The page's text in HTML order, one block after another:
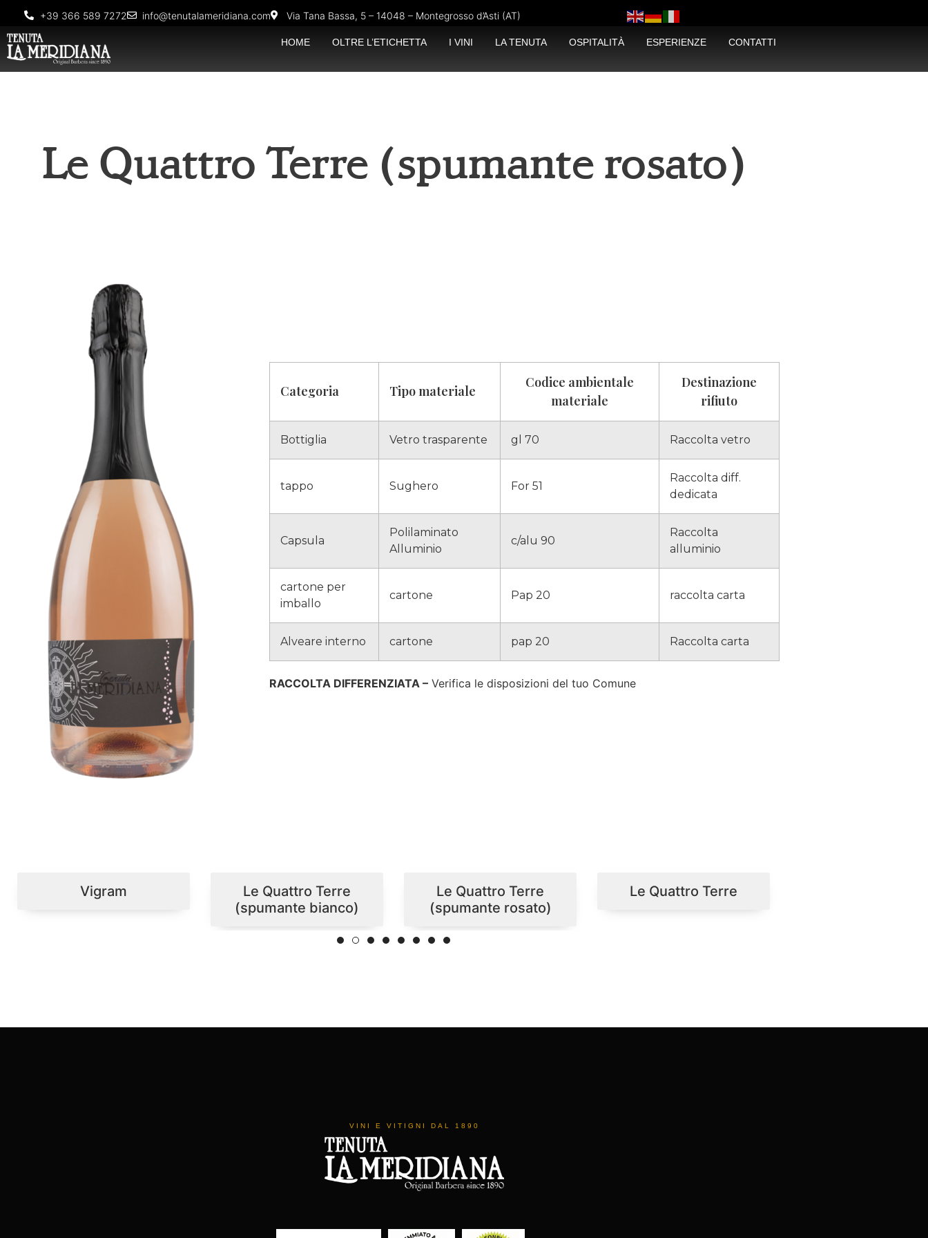
+39 366 589 7272 info@tenutalameridiana.com Via Tana Bassa, 5 – 14048 – Montegrosso d’Asti (AT)
HOME OLTRE L’ETICHETTA I VINI LA TENUTA OSPITALITÀ ESPERIENZE CONTATTI
Le Quattro Terre (spumante rosato)
Categoria Tipo materiale
Codice ambientale
materiale
Destinazione
rifiuto
Bottiglia Vetro trasparente gl 70 Raccolta vetro
tappo Sughero For 51
Raccolta diff.
dedicata
Capsula
Polilaminato
Alluminio
c/alu 90
Raccolta
alluminio
cartone per
imballo
cartone Pap 20 raccolta carta
Alveare interno cartone pap 20 Raccolta carta
RACCOLTA DIFFERENZIATA –Verifica le disposizioni del tuo Comune
Vigram
Le Quattro Terre
(spumante bianco)
Le Quattro Terre
(spumante rosato)
Le Quattro Terre
VINI E VITIGNI DAL 1890